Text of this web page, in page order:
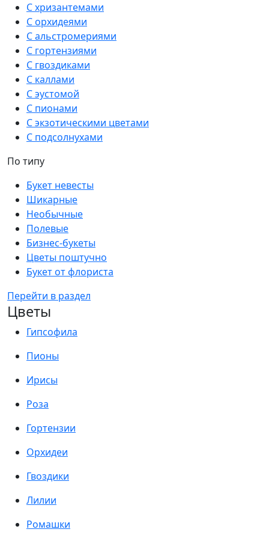
С хризантемами
С орхидеями
С альстромериями
С гортензиями
С гвоздиками
С каллами
С эустомой
С пионами
С экзотическими цветами
С подсолнухами
По типу
Букет невесты
Шикарные
Необычные
Полевые
Бизнес-букеты
Цветы поштучно
Букет от флориста
Перейти в раздел
Цветы
Гипсофила
Пионы
Ирисы
Роза
Гортензии
Орхидеи
Гвоздики
Лилии
Ромашки